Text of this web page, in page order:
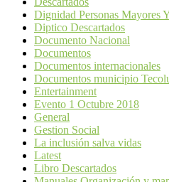
Dignidad Personas Mayores
Diptico Descartados
Documento Nacional
Documentos
Documentos internacionales
Documentos municipio
Entertainment
Evento 1 Octubre 2018
General
Gestion Social
La inclusión salva vidas
Latest
Libro Descartados